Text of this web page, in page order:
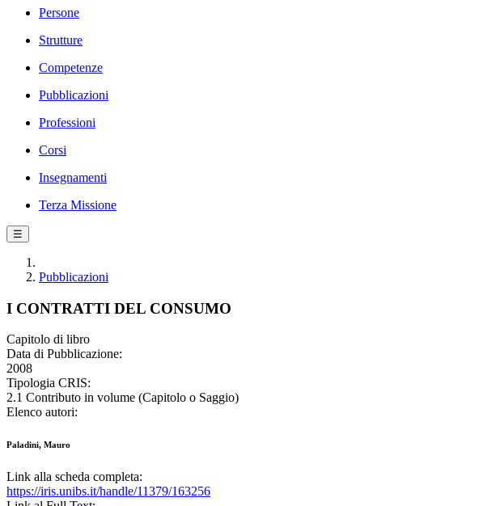
Persone
Strutture
Competenze
Pubblicazioni
Professioni
Corsi
Insegnamenti
Terza Missione
☰
Pubblicazioni
I CONTRATTI DEL CONSUMO
Capitolo di libro
Data di Pubblicazione:
2008
Tipologia CRIS:
2.1 Contributo in volume (Capitolo o Saggio)
Elenco autori:
Paladini, Mauro
Link alla scheda completa:
https://iris.unibs.it/handle/11379/163256